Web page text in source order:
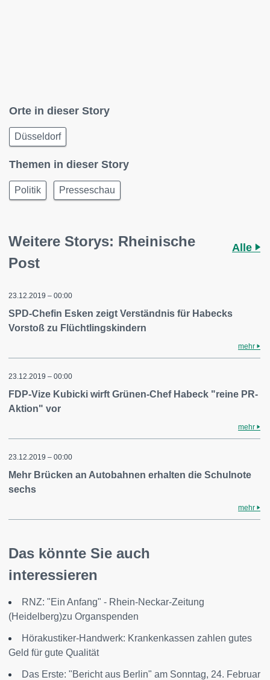
Orte in dieser Story
Düsseldorf
Themen in dieser Story
Politik Presseschau
Weitere Storys: Rheinische
Post
Alle
23.12.2019 – 00:00
SPD-Chefin Esken zeigt Verständnis für Habecks
Vorstoß zu Flüchtlingskindern
mehr
23.12.2019 – 00:00
FDP-Vize Kubicki wirft Grünen-Chef Habeck "reine PR-
Aktion" vor
mehr
23.12.2019 – 00:00
Mehr Brücken an Autobahnen erhalten die Schulnote
sechs
mehr
Das könnte Sie auch
interessieren
RNZ: "Ein Anfang" - Rhein-Neckar-Zeitung
(Heidelberg)zu Organspenden
Hörakustiker-Handwerk: Krankenkassen zahlen gutes
Geld für gute Qualität
Das Erste: "Bericht aus Berlin" am Sonntag, 24. Februar